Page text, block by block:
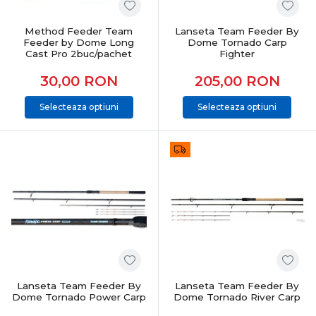
Feeder & staționar înseamnă precizie, răbdare și control
sensibilitate maximă, adaptabilitate și șanse reale la
capturi constante, indiferent de condițiile de pescuit.
Method Feeder Team
Feeder by Dome Long
Cast Pro 2buc/pachet
30,00 RON
Selecteaza optiuni
Lanseta Team Feeder By
Dome Tornado Carp
Fighter
205,00 RON
Selecteaza optiuni
Lanseta Team Feeder By
Dome Tornado Power Carp
Lanseta Team Feeder By
Dome Tornado River Carp